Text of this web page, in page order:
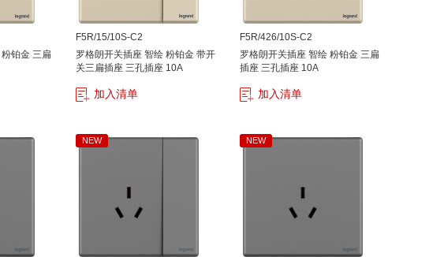
铂金 三扁
F5R/15/10S-C2
罗格朗开关插座 智绘 粉铂金 带开
关三扁插座 三孔插座 10A
加入清单
F5R/426/10S-C2
罗格朗开关插座 智绘 粉铂金 三扁
插座 三孔插座 10A
加入清单
NEW NEW